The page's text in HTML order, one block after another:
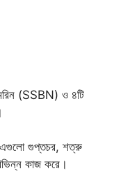
(SSBN) ও ৪টি
এগুলো গুপ্তচর, শত্রু
কাজ করে।